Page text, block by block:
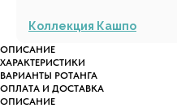
Коллекция Кашпо
ОПИСАНИЕ
ХАРАКТЕРИСТИКИ
ВАРИАНТЫ РОТАНГА
ОПЛАТА И ДОСТАВКА
ОПИСАНИЕ